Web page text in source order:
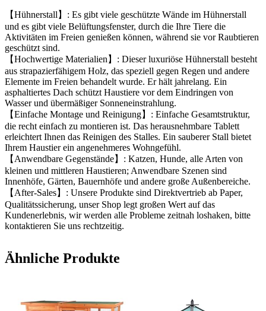
【Hühnerstall】: Es gibt viele geschützte Wände im Hühnerstall
und es gibt viele Belüftungsfenster, durch die Ihre Tiere die
Aktivitäten im Freien genießen können, während sie vor Raubtieren
geschützt sind.
【Hochwertige Materialien】: Dieser luxuriöse Hühnerstall besteht
aus strapazierfähigem Holz, das speziell gegen Regen und andere
Elemente im Freien behandelt wurde. Er hält jahrelang. Ein
asphaltiertes Dach schützt Haustiere vor dem Eindringen von
Wasser und übermäßiger Sonneneinstrahlung.
【Einfache Montage und Reinigung】: Einfache Gesamtstruktur,
die recht einfach zu montieren ist. Das herausnehmbare Tablett
erleichtert Ihnen das Reinigen des Stalles. Ein sauberer Stall bietet
Ihrem Haustier ein angenehmeres Wohngefühl.
【Anwendbare Gegenstände】: Katzen, Hunde, alle Arten von
kleinen und mittleren Haustieren; Anwendbare Szenen sind
Innenhöfe, Gärten, Bauernhöfe und andere große Außenbereiche.
【After-Sales】: Unsere Produkte sind Direktvertrieb ab Paper,
Qualitätssicherung, unser Shop legt großen Wert auf das
Kundenerlebnis, wir werden alle Probleme zeitnah loshaken, bitte
kontaktieren Sie uns rechtzeitig.
Ähnliche Produkte